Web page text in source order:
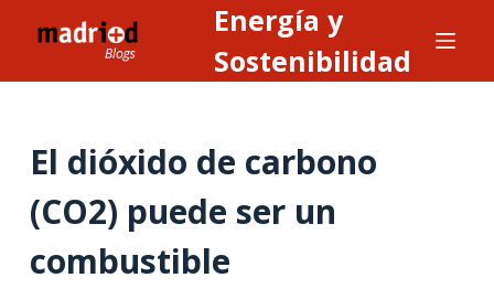
l
Energía y
Sostenibilidad
El dióxido de carbono
(CO2) puede ser un
combustible